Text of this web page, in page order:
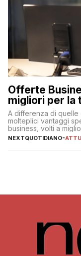
Offerte
migliori per la
A differenza di
molteplici vantaggi
business, volti a
degli utenti
NEXTQUOTIDIANO-